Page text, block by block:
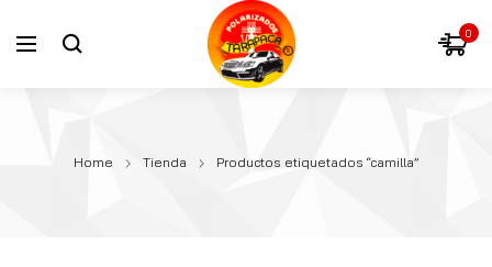
0
Home Tienda Productos etiquetados “camilla”